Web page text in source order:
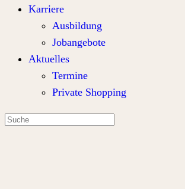
Karriere
Ausbildung
Jobangebote
Aktuelles
Termine
Private Shopping